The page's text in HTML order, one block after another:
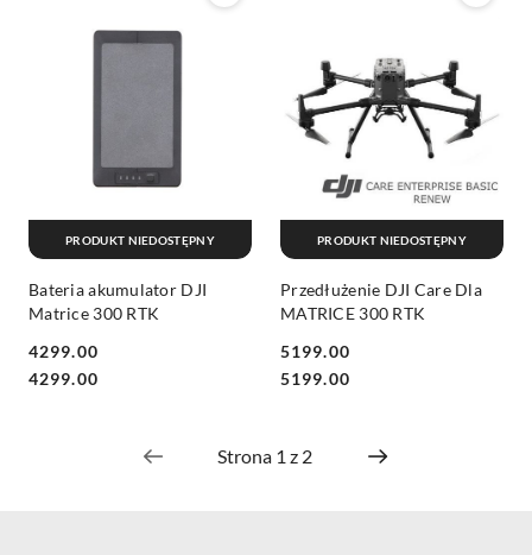
Bateria akumulator DJI
Matrice 300 RTK
Cena:
4299.00
Cena:
4299.00
PRODUKT NIEDOSTĘPNY
Przedłużenie DJI Care Dla
MATRICE 300 RTK
Cena:
5199.00
Cena:
5199.00
PRODUKT NIEDOSTĘPNY